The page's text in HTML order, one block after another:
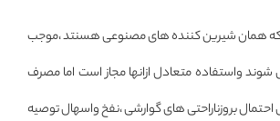
همان شیرین کننده های مصنوعی هسنتد ،موجب
واستفاده متعادل ازانها مجاز است اما مصرف
احتمال بروزناراحتی های گوارشی ،نفخ واسهال توصیه